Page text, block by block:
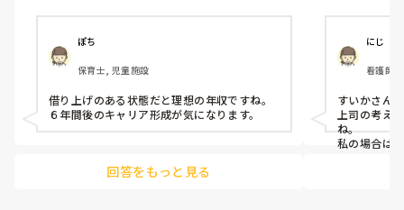
借り上げあり　7.2万まで（6年間）
基本給16.2万プラス手当　月22.2万
ボーナス2.05月　2ヶ月ちょい
借り上げ入れない年収　約290万
借り上げ入れる年収　　約375万
一応、ボーナスは次年度は算定時期の関係で
いので、それプラスで勤勉手当の加算が現職
ぽち
保育士, 児童施設
借り上げのある状態だと理想の年収ですね。
６年間後のキャリア形成が気になります。
回答をもっと見る
メリットとし
員だけれど、
ナス、借り上
上司も園の方
上司（園長）
に綺麗事、外
にじ
看護師,
すいかさん
上司の考え
ね。
私の場合は